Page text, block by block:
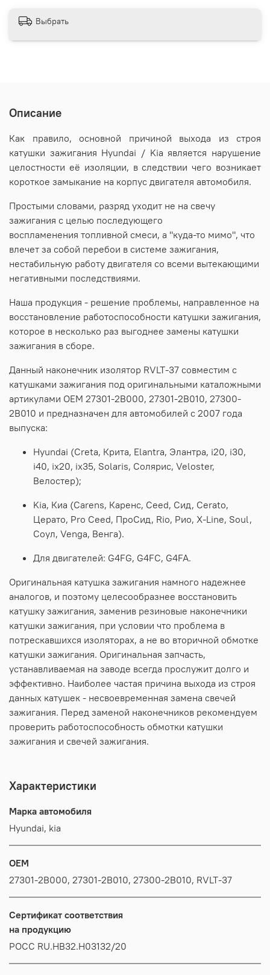
Выбрать
Описание
Как правило, основной причиной выхода из строя
катушки зажигания Hyundai / Kia является нарушение
целостности её изоляции, в следствии чего возникает
короткое замыкание на корпус двигателя автомобиля.
Простыми словами, разряд уходит не на свечу
зажигания с целью последующего
воспламенения топливной смеси, а "куда-то мимо", что
влечет за собой перебои в системе зажигания,
нестабильную работу двигателя со всеми вытекающими
негативными последствиями.
Наша продукция - решение проблемы, направленное на
восстановление работоспособности катушки зажигания,
которое в несколько раз выгоднее замены катушки
зажигания в сборе.
Данный наконечник изолятор RVLT-37 совместим с
катушками зажигания под оригинальными каталожными
артикулами OEM 27301-2B000, 27301-2B010, 27300-
2B010 и предназначен для автомобилей с 2007 года
выпуска:
Hyundai (Creta, Крита, Elantra, Элантра, i20, i30,
i40, ix20, ix35, Solaris, Солярис, Veloster,
Велостер);
Kia, Киа (Carens, Каренс, Ceed, Сид, Cerato,
Церато, Pro Ceed, ПроСид, Rio, Рио, X-Line, Soul,
Соул, Venga, Венга).
Для двигателей: G4FG, G4FC, G4FA.
Оригинальная катушка зажигания намного надежнее
аналогов, и поэтому целесообразнее восстановить
катушку зажигания, заменив резиновые наконечники
катушки зажигания, при условии что проблема в
потрескавшихся изоляторах, а не во вторичной обмотке
катушки зажигания. Оригинальная запчасть,
устанавливаемая на заводе всегда прослужит долго и
эффективно. Наиболее частая причина выхода из строя
данных катушек - несвоевременная замена свечей
зажигания. Перед заменой наконечников рекомендуем
проверить работоспособность обмотки катушки
зажигания и свечей зажигания.
Характеристики
Марка автомобиля
Hyundai, kia
OEM
27301-2B000, 27301-2B010, 27300-2B010, RVLT-37
Сертификат соответствия
на продукцию
РОСС RU.HB32.H03132/20